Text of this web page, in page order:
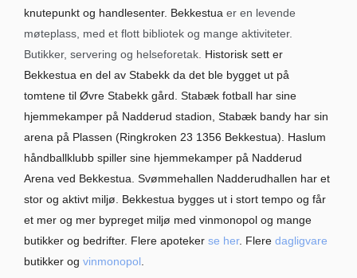
knutepunkt og handlesenter. Bekkestua er en levende
møteplass, med et flott bibliotek og mange aktiviteter.
Butikker, servering og helseforetak. Historisk sett er
Bekkestua en del av Stabekk da det ble bygget ut på
tomtene til Øvre Stabekk gård. Stabæk fotball har sine
hjemmekamper på Nadderud stadion, Stabæk bandy har sin
arena på Plassen (Ringkroken 23 1356 Bekkestua). Haslum
håndballklubb spiller sine hjemmekamper på Nadderud
Arena ved Bekkestua. Svømmehallen Nadderudhallen har et
stor og aktivt miljø. Bekkestua bygges ut i stort tempo og får
et mer og mer bypreget miljø med vinmonopol og mange
butikker og bedrifter. Flere apoteker se her. Flere dagligvare
butikker og vinmonopol